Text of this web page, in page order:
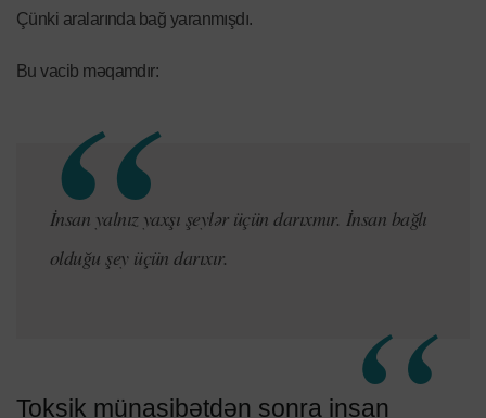
Çünki aralarında bağ yaranmışdı.
Bu vacib məqamdır:
İnsan yalnız yaxşı şeylər üçün darıxmır. İnsan bağlı
olduğu şey üçün darıxır.
Toksik münasibətdən sonra insan